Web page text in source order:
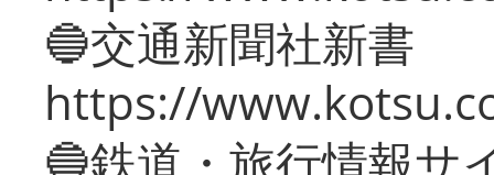
🔵交通新聞社新書
https://
🔵鉄道・旅行情報サ